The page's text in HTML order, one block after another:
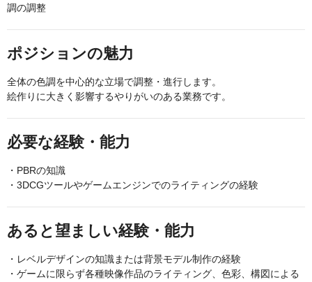
調の調整
ポジションの魅力
全体の色調を中心的な立場で調整・進行します。
絵作りに大きく影響するやりがいのある業務です。
必要な経験・能力
・PBRの知識
・3DCGツールやゲームエンジンでのライティングの経験
あると望ましい経験・能力
・レベルデザインの知識または背景モデル制作の経験
・ゲームに限らず各種映像作品のライティング、色彩、構図による